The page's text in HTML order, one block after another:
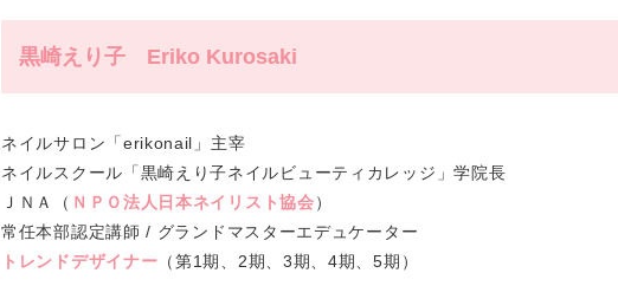
黒崎えり子 Eriko Kurosaki
ネイルサロン「erikonail」主宰
ネイルスクール「黒崎えり子ネイルビューティカレッジ」学院長
ＪＮＡ（ ＮＰＯ法人日本ネイリスト協会）
常任本部認定講師 / グランドマスターエデュケーター
トレンドデザイナー （第1期、2期、3期、4期、5期）